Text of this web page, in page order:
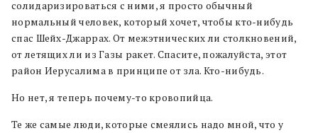
солидаризироваться с ними, я просто обычный
нормальный человек, который хочет, чтобы кто-нибудь
спас Шейх-Джаррах. От межэтнических ли столкновений,
от летящих ли из Газы ракет. Спасите, пожалуйста, этот
район Иерусалима в принципе от зла. Кто-нибудь.
Но нет, я теперь почему-то кровопийца.
Те же самые люди, которые смеялись надо мной, что у